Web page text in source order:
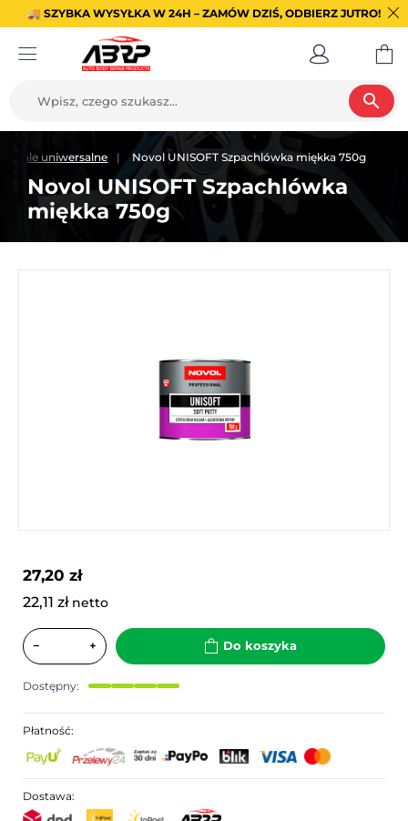
🚚 SZYBKA WYSYŁKA W 24H – ZAMÓW DZIŚ, ODBIERZ JUTRO!
search
uniwersalne Novol UNISOFT Szpachlówka miękka 750g
Novol UNISOFT Szpachlówka
miękka 750g
27,20 zł
22,11 zł netto
− + Do koszyka
Dostępny:
Płatność:
Dostawa: